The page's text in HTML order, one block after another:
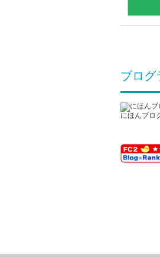
ブログ
にほんブロ